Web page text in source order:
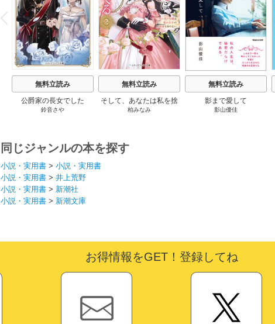
P
r
e
v
i
o
u
無料立読み
公爵家の長女でした
鈴音さや
無料立読み
そして、あなたは私を捨
てる
柏みなみ
無料立読み
影まで愛して
影山優佳
同じジャンルの本を探す
小説・実用書 > 小説・実用書
小説・実用書 > 井上荒野
小説・実用書 > 新潮社
小説・実用書 > 新潮文庫
お得情報をGET！登録してね